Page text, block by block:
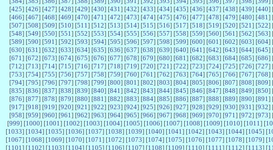
[425] [426] [427] [428] [429] [430] [431 ] [432] [433] [434] [435] [436] [437] [438] [439] [440]
[466] [467] [468] [469] [470] [471 ] [472] [473] [474] [475] [476] [477] [478] [479] [480] [481 ]
[507] [508] [509] [510] [511 ] [512] [513] [514] [515] [516] [517] [518] [519] [520] [521 ] [522]
[548] [549] [550] [551 ] [552] [553] [554] [555] [556] [557] [558] [559] [560] [561 ] [562] [563]
[589] [590] [591 ] [592] [593] [594] [595] [596] [597] [598] [599] [600] [601 ] [602] [603] [604]
[630] [631 ] [632] [633] [634] [635] [636] [637] [638] [639] [640] [641 ] [642] [643] [644] [645]
[671 ] [672] [673] [674] [675] [676] [677] [678] [679] [680] [681 ] [682] [683] [684] [685] [686]
[712] [713] [714] [715] [716] [717] [718] [719] [720] [721 ] [722] [723] [724] [725] [726] [727]
[753] [754] [755] [756] [757] [758] [759] [760] [761 ] [762] [763] [764] [765] [766] [767] [768]
[794] [795] [796] [797] [798] [799] [800] [801 ] [802] [803] [804] [805] [806] [807] [808] [809]
[835] [836] [837] [838] [839] [840] [841 ] [842] [843] [844] [845] [846] [847] [848] [849] [850]
[876] [877] [878] [879] [880] [881 ] [882] [883] [884] [885] [886] [887] [888] [889] [890] [891 ]
[917] [918] [919] [920] [921 ] [922] [923] [924] [925] [926] [927] [928] [929] [930] [931 ] [932]
[958] [959] [960] [961 ] [962] [963] [964] [965] [966] [967] [968] [969] [970] [971 ] [972] [973]
[999] [1000] [1001 ] [1002] [1003] [1004] [1005] [1006] [1007] [1008] [1009] [1010] [1011 ] [
[1033] [1034] [1035] [1036] [1037] [1038] [1039] [1040] [1041 ] [1042] [1043] [1044] [1045] [
[1067] [1068] [1069] [1070] [1071 ] [1072] [1073] [1074] [1075] [1076] [1077] [1078] [1079] [
[1101 ] [1102] [1103] [1104] [1105] [1106] [1107] [1108] [1109] [1110] [1111 ] [1112] [1113] [